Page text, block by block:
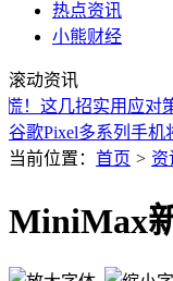
热点资讯
小熊财经
滚动资讯
这几招实用应对策
车企涨价，一场关于
中国商业航天盈利之
谷歌Pixel多系列手机
vivo新机动态：
人形机器人“进厂打
科大讯飞录音耳机
三星Galaxy Z Fold8
当前位置： 首页 > 资
MiniMax